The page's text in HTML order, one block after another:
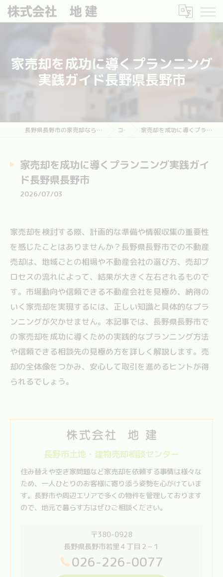
家売却を成功に導くプランニング
実践ガイド長野県長野市
長野県長野市の家売却なら長野市土地・建物売却相談センター コラム 家売却を成功に導くプランニング実践ガイド長野県長野市
家売却を成功に導くプランニング実践ガイ
ド長野県長野市
2026/07/03
家売却を検討する際、計画的な準備や情報収集の重要性
を感じたことはありませんか？長野県長野市での不動産
売却は、地域ごとの相場や不動産会社の選び方、売却プ
ロセスの流れによって、結果が大きく左右されるもので
す。市場動向や信頼できる不動産会社を見極め、納得の
いく家売却を実現するには、正しい知識と具体的なプラ
ンニングが欠かせません。本記事では、長野県長野市で
の家売却を成功に導くための実践的なプランニング方法
や信頼できる相談先の見極め方を詳しく解説します。売
却の全体像をつかみ、安心して取引を進めるヒントが得
られるでしょう。
長野市土地・建物売却相談センター
住み替えや空き家問題など家売却を依頼する事情は様々な
ため、一人ひとりのお客様に寄り添う姿勢を心がけていま
す。長野市や周辺エリアで多くの物件を管理しております
ので、地元で暮らす方はぜひご相談ください。
〒380-0928
長野県長野市若里４丁目２−１
026-226-0077